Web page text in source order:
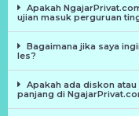
Apakah
ujian masuk perguruan
Bagaimana jika saya
les?
Apakah ada diskon
panjang di